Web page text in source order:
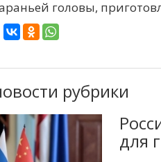
головы,
рубрики
для